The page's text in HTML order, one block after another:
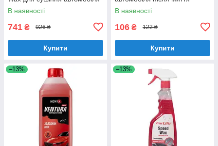
із захисною плівкою
(NX05117)
В наявності
741 ₴ 926 ₴
Купити
(AD0066)
В наявності
106 ₴ 122 ₴
Купити
–13% –13%